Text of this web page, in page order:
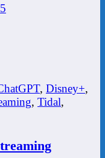
, Disney+,
, Tidal,